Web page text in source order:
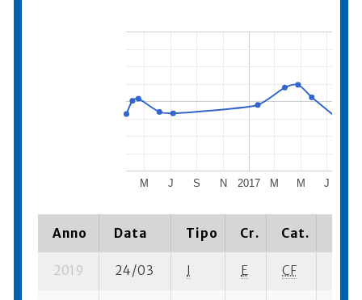
2017
M J S N M M J
Anno Data Tipo Cr. Cat.
2019 24/03 I E CF